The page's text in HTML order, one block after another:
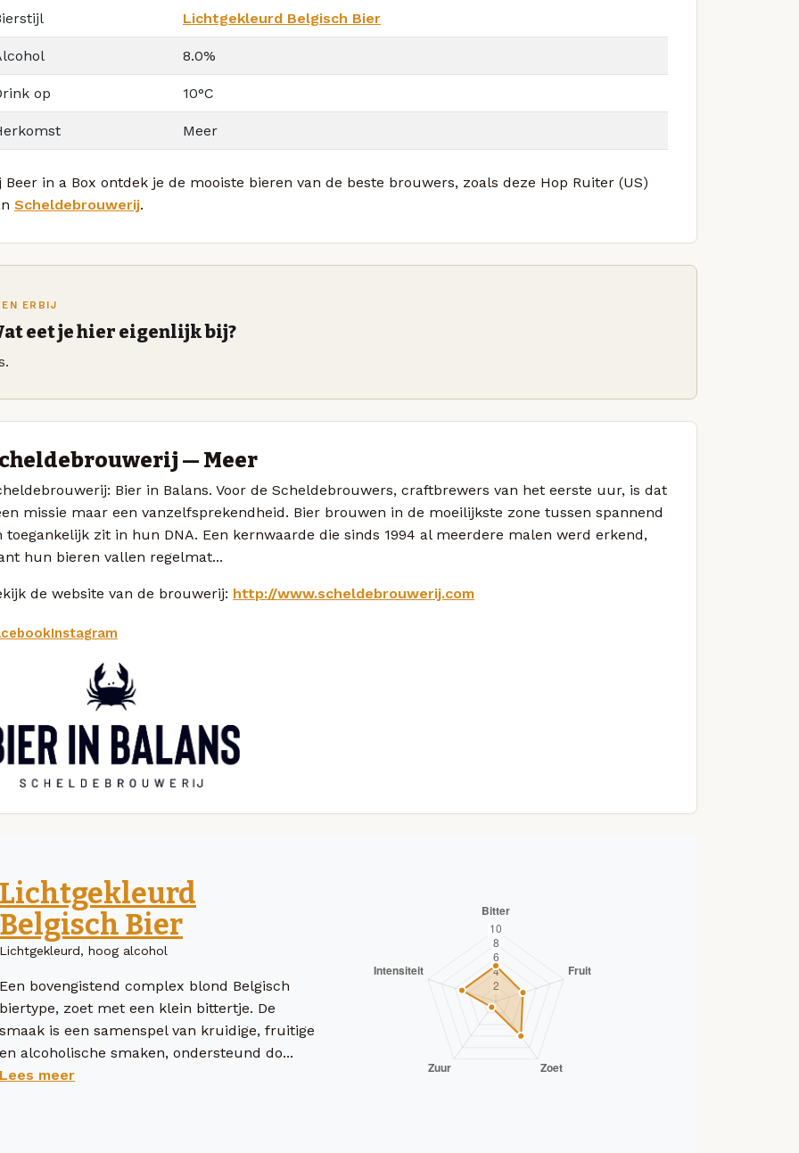
Lichtgekleurd Belgisch Bier
8.0%
op 10°C
Meer
Beer in a Box ontdek je de mooiste bieren van de beste brouwers, zoals deze Hop Ruiter (US)
Scheldebrouwerij.
ERBIJ
eet je hier eigenlijk bij?
— Meer
Bier in Balans. Voor de Scheldebrouwers, craftbrewers van het eerste uur, is dat
missie maar een vanzelfsprekendheid. Bier brouwen in de moeilijkste zone tussen spannend
toegankelijk zit in hun DNA. Een kernwaarde die sinds 1994 al meerdere malen werd erkend,
hun bieren vallen regelmat...
de website van de brouwerij: http://www.scheldebrouwerij.com
Instagram
Lichtgekleurd
Belgisch Bier
Lichtgekleurd, hoog alcohol
Een bovengistend complex blond Belgisch
biertype, zoet met een klein bittertje. De
smaak is een samenspel van kruidige, fruitige
en alcoholische smaken, ondersteund do...
Lees meer